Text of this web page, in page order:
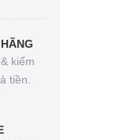
kiểm
tiền.